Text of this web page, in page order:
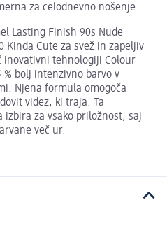
za celodnevno nošenje
Lasting Finish 90s Nude
Kinda Cute za svež in zapeljiv
inovativni tehnologiji Colour
% bolj intenzivno barvo v
Njena formula omogoča
videz, ki traja. Ta
izbira za vsako priložnost, saj
več ur.